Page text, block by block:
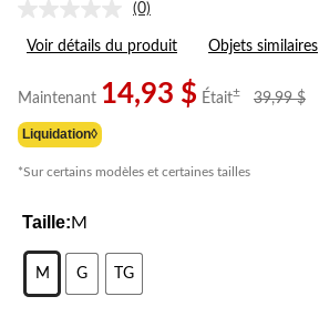
Aucune
cote
pour
produit.
Lien
page.
(0)
Voir détails du produit Objets similaires
Maintenant 14,93 $ Était± 39,99 $
Liquidation◊
*Sur certains modèles et certaines tailles
Taille:M
M G TG